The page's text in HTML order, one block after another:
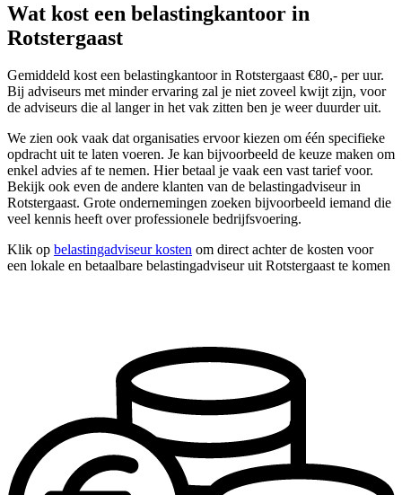
Wat kost een belastingkantoor in
Rotstergaast
Gemiddeld kost een belastingkantoor in Rotstergaast €80,- per uur.
Bij adviseurs met minder ervaring zal je niet zoveel kwijt zijn, voor
de adviseurs die al langer in het vak zitten ben je weer duurder uit.
We zien ook vaak dat organisaties ervoor kiezen om één specifieke
opdracht uit te laten voeren. Je kan bijvoorbeeld de keuze maken om
enkel advies af te nemen. Hier betaal je vaak een vast tarief voor.
Bekijk ook even de andere klanten van de belastingadviseur in
Rotstergaast. Grote ondernemingen zoeken bijvoorbeeld iemand die
veel kennis heeft over professionele bedrijfsvoering.
Klik op belastingadviseur kosten om direct achter de kosten voor
een lokale en betaalbare belastingadviseur uit Rotstergaast te komen